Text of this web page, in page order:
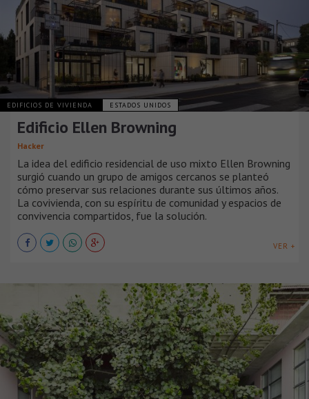
EDIFICIOS DE VIVIENDA ESTADOS UNIDOS
Edificio Ellen Browning
Hacker
La idea del edificio residencial de uso mixto Ellen Browning
surgió cuando un grupo de amigos cercanos se planteó
cómo preservar sus relaciones durante sus últimos años.
La covivienda, con su espíritu de comunidad y espacios de
convivencia compartidos, fue la solución.
VER +